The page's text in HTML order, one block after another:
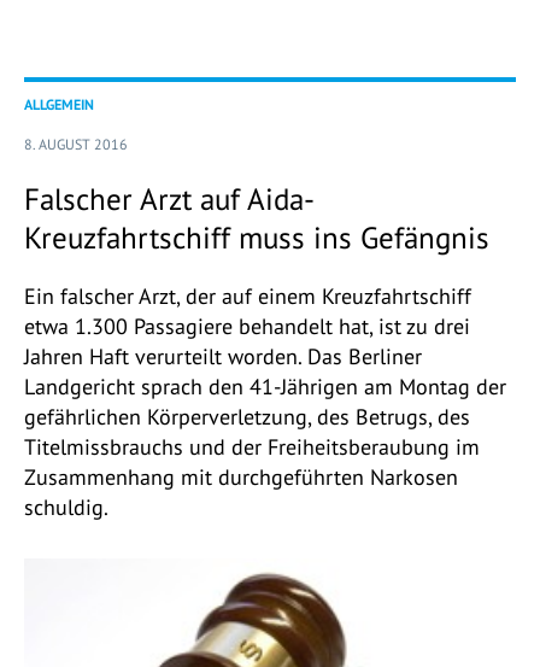
ALLGEMEIN
8. AUGUST 2016
Falscher Arzt auf Aida-
Kreuzfahrtschiff muss ins Gefängnis
Ein falscher Arzt, der auf einem Kreuzfahrtschiff
etwa 1.300 Passagiere behandelt hat, ist zu drei
Jahren Haft verurteilt worden. Das Berliner
Landgericht sprach den 41-Jährigen am Montag der
gefährlichen Körperverletzung, des Betrugs, des
Titelmissbrauchs und der Freiheitsberaubung im
Zusammenhang mit durchgeführten Narkosen
schuldig.